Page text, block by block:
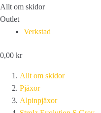
Allt om skidor
Outlet
Verkstad
0,00 kr
Allt om skidor
Pjäxor
Alpinpjäxor